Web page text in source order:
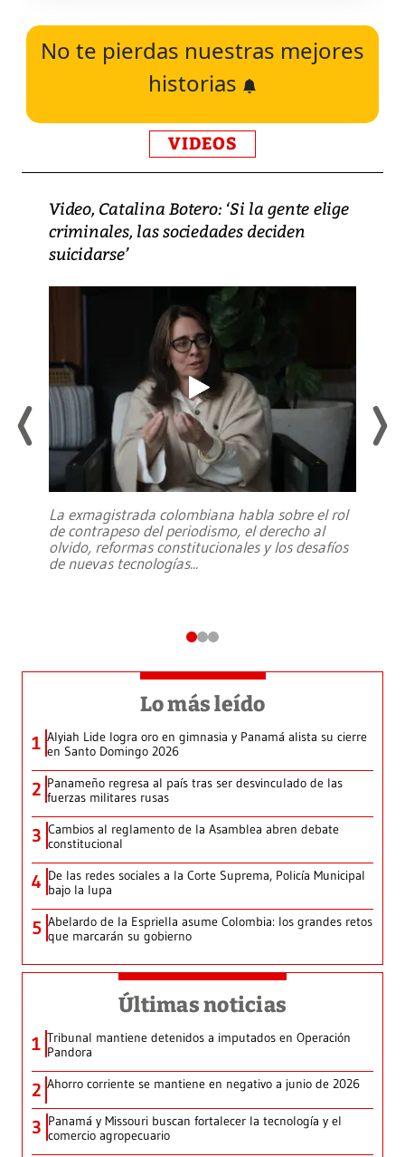
No te pierdas nuestras mejores
historias
VIDEOS
Video, Catalina Botero: ‘Si la gente elige
criminales, las sociedades deciden
suicidarse’
La exmagistrada colombiana habla sobre el rol
de contrapeso del periodismo, el derecho al
olvido, reformas constitucionales y los desafíos
de nuevas tecnologías...
Lo más leído
1 Alyiah Lide logra oro en gimnasia y Panamá alista su cierre
en Santo Domingo 2026
2 Panameño regresa al país tras ser desvinculado de las
fuerzas militares rusas
3 Cambios al reglamento de la Asamblea abren debate
constitucional
4 De las redes sociales a la Corte Suprema, Policía Municipal
bajo la lupa
5 Abelardo de la Espriella asume Colombia: los grandes retos
que marcarán su gobierno
Últimas noticias
1 Tribunal mantiene detenidos a imputados en Operación
Pandora
2 Ahorro corriente se mantiene en negativo a junio de 2026
3 Panamá y Missouri buscan fortalecer la tecnología y el
comercio agropecuario